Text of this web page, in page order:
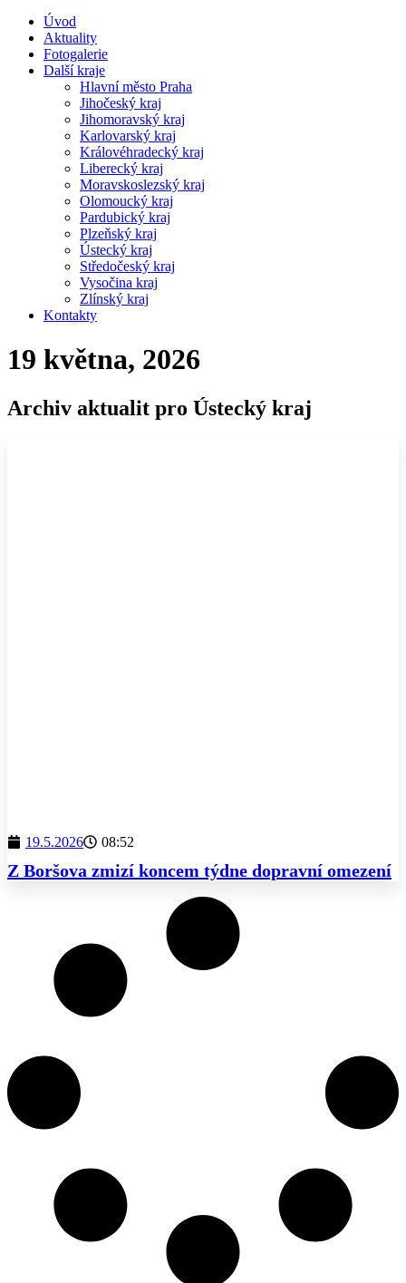
Úvod
Aktuality
Fotogalerie
Další kraje
Hlavní město Praha
Jihočeský kraj
Jihomoravský kraj
Karlovarský kraj
Královéhradecký kraj
Liberecký kraj
Moravskoslezský kraj
Olomoucký kraj
Pardubický kraj
Plzeňský kraj
Ústecký kraj
Středočeský kraj
Vysočina kraj
Zlínský kraj
Kontakty
19 května, 2026
Archiv aktualit pro Ústecký kraj
19.5.2026 08:52
Z Boršova zmizí koncem týdne dopravní omezení